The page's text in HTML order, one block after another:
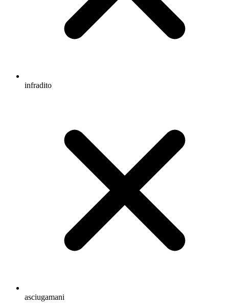
infradito
asciugamani